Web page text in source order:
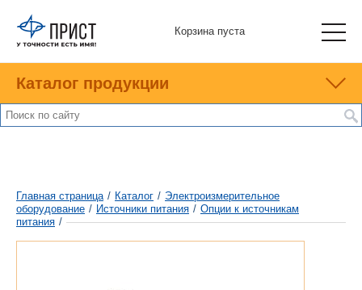
Корзина пуста
Каталог продукции
Главная страница / Каталог / Электроизмерительное
оборудование / Источники питания / Опции к источникам
питания /